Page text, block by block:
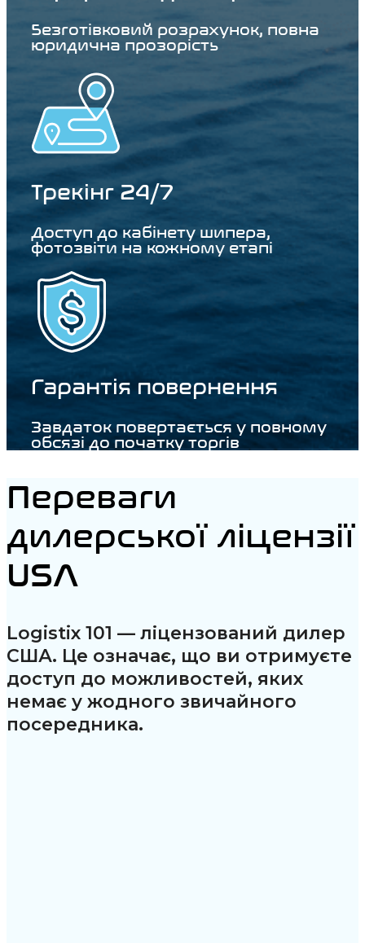
Безготівковий розрахунок, повна
юридична прозорість
Трекінг 24/7
Доступ до кабінету шипера,
фотозвіти на кожному етапі
Гарантія повернення
Завдаток повертається у повному
обсязі до початку торгів
Переваги
дилерської ліцензії
USA
Logistix 101 — ліцензований дилер
США. Це означає, що ви отримуєте
доступ до можливостей, яких
немає у жодного звичайного
посередника.